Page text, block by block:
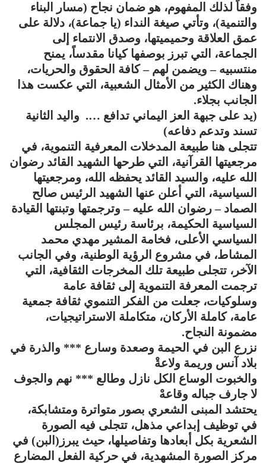
وفقاً لذلك المفهوم، هو ضمان نجاح (مسار البناء
والتنمية)، وتأتي صيغة النداء (يا جماعة)، دلالة على
عمق العلاقة وحميميتها، وصدق الانتماء إلى
الجماعة، التي تبرز بوصفها كيانا مقدساً، يمنح
منتسبيه – ويضمن لهم – كافة الحقوق والحريات،
وهناك الكثير من الأمثال الشعبية، التي عكست هذا
الجانب بجلاء.
(يد على جبهة العز اليماني تدافع …. واليد الثانية
تسند وتدعم دفاعه)
تتجلى هنا طبيعة المدخلات المعرفية التنموية، في
مرجعيتها القرآنية، التي طرحها الشهيد القائد رضوان
الله عليه، والسيد القائد يحفظه الله، ومرجعيتها
السياسية، التي أعلن عنها الشهيد الرئيس صالح
الصماد – رضوان الله عليه – وترجمتها وتبنتها القيادة
السياسية الحكيمة، برئاسة رئيس المجلس
السياسي الأعلى، فخامة المشير مهدي محمد
المشاط، في مشروع الرؤية الوطنية، وفي الجانب
الآخر، تتجلى طبيعة تلك المخرجات الثقافية، التي
ترجمت المعرفة التنموية إلى ثقافة عامة
وسلوكيات، جعلت من الفكر التنموي ثقافة جمعية
عامة، كاملة الأركان، متكاملة الاستراتيجيات،
مضمونة النجاح.
نزرع البن في الحيمة وصعدة وسارع *** والذرة في
بلاد آنس وريمة ولاعةْ
والخبوت الوساع الكل نازل وطالع *** نهم والجوف
لا جارف جباله وقاعهْ
يحتشد المبنى الشعري بصور متواترة ومتشابكة،
في توظيف إبداعي مذهل، تتجلى فيه الصورة
الشعرية بكل أبعادها وتفاصيلها، حيث يبرز(البن) في
مركز الصورة المشهدية، في حركية الفعل المضارع